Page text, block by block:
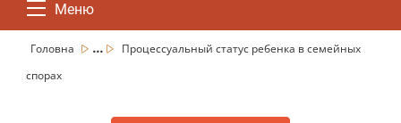
Меню
Головна ...
Процессуальный статус ребенка в семейных
спорах